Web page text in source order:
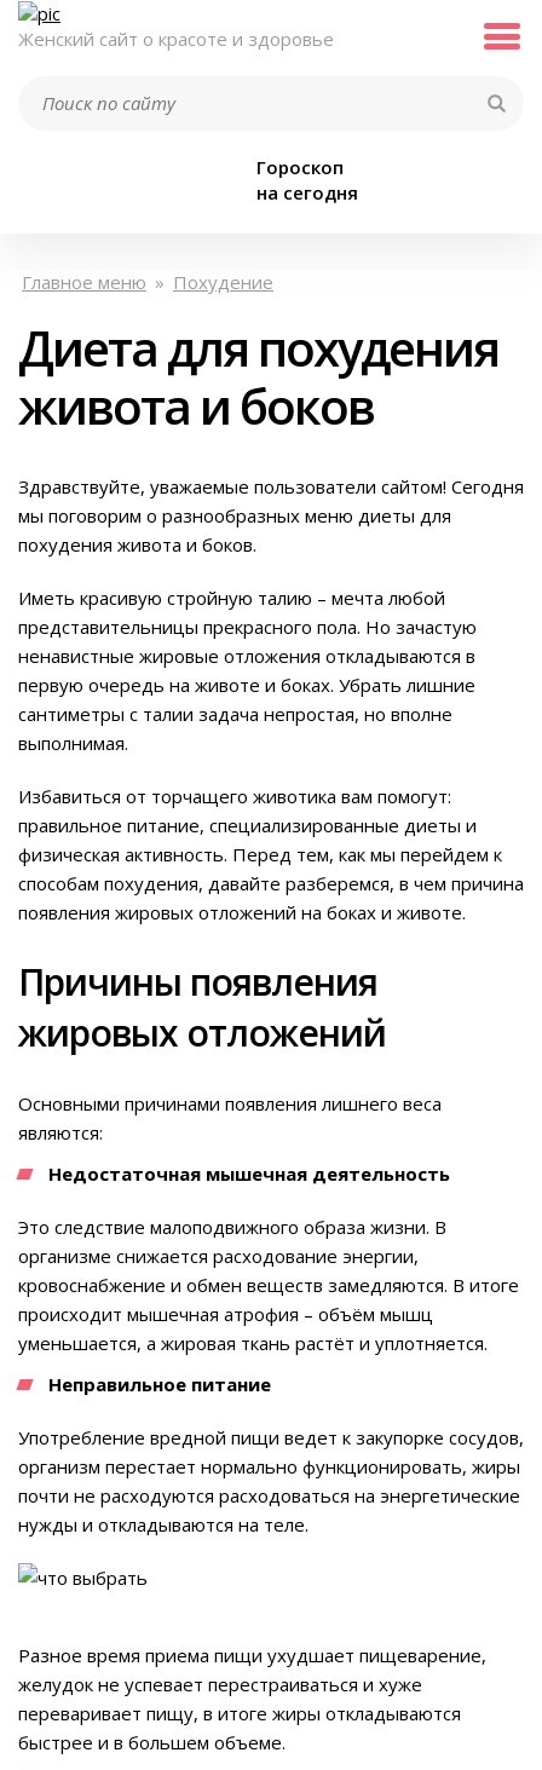
Женский сайт о красоте и здоровье
Гороскоп
на сегодня
Главное меню » Похудение
Диета для похудения
живота и боков
Здравствуйте, уважаемые пользователи сайтом! Сегодня
мы поговорим о разнообразных меню диеты для
похудения живота и боков.
Иметь красивую стройную талию – мечта любой
представительницы прекрасного пола. Но зачастую
ненавистные жировые отложения откладываются в
первую очередь на животе и боках. Убрать лишние
сантиметры с талии задача непростая, но вполне
выполнимая.
Избавиться от торчащего животика вам помогут:
правильное питание, специализированные диеты и
физическая активность. Перед тем, как мы перейдем к
способам похудения, давайте разберемся, в чем причина
появления жировых отложений на боках и животе.
Причины появления
жировых отложений
Основными причинами появления лишнего веса
являются:
Недостаточная мышечная деятельность
Это следствие малоподвижного образа жизни. В
организме снижается расходование энергии,
кровоснабжение и обмен веществ замедляются. В итоге
происходит мышечная атрофия – объём мышц
уменьшается, а жировая ткань растёт и уплотняется.
Неправильное питание
Употребление вредной пищи ведет к закупорке сосудов,
организм перестает нормально функционировать, жиры
почти не расходуются расходоваться на энергетические
нужды и откладываются на теле.
Разное время приема пищи ухудшает пищеварение,
желудок не успевает перестраиваться и хуже
переваривает пищу, в итоге жиры откладываются
быстрее и в большем объеме.